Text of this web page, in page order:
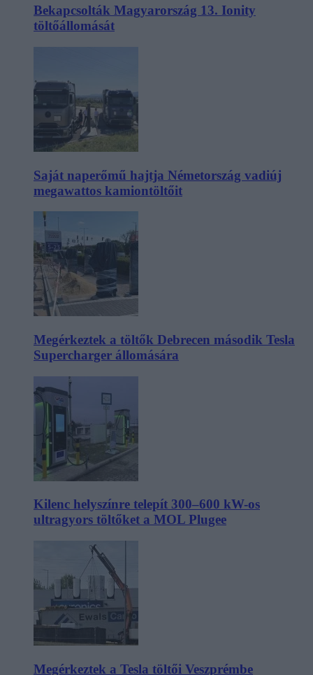
Bekapcsolták Magyarország 13. Ionity
töltőállomását
Saját naperőmű hajtja Németország vadiúj
megawattos kamiontöltőit
Megérkeztek a töltők Debrecen második Tesla
Supercharger állomására
Kilenc helyszínre telepít 300–600 kW-os
ultragyors töltőket a MOL Plugee
Megérkeztek a Tesla töltői Veszprémbe